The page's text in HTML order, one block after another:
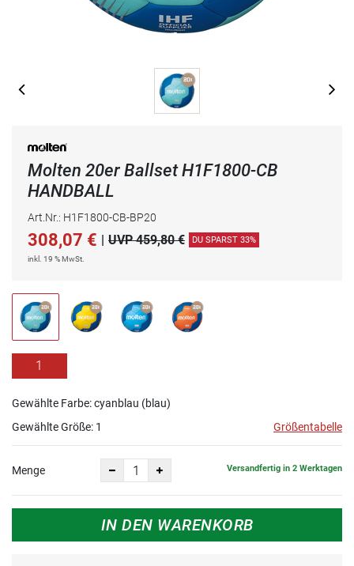
Molten 20er Ballset H1F1800-CB
HANDBALL
Art.Nr.: H1F1800-CB-BP20
308,07 € | UVP 459,80 € DU SPARST 33%
inkl. 19 % MwSt.
1
Gewählte Farbe: cyanblau (blau)
Gewählte Größe: 1 Größentabelle
Menge Versandfertig in 2 Werktagen
IN DEN WARENKORB